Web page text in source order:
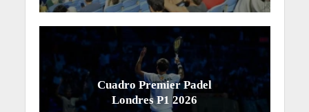
Cuadro Premier Padel
Londres P1 2026